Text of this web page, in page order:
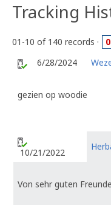
Tracking
01-10 of 140 records ·
6/28/2024
gezien op woodie
10/21/2022
Von sehr guten